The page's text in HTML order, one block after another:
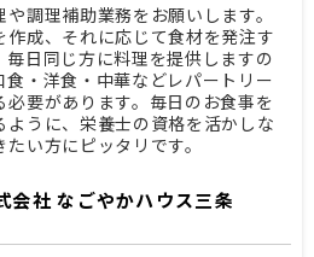
調理補助業務をお願いします。
成、それに応じて食材を発注す
日同じ方に料理を提供しますの
・洋食・中華などレパートリー
要があります。毎日のお食事を
うに、栄養士の資格を活かしな
い方にピッタリです。
会社 なごやかハウス三条